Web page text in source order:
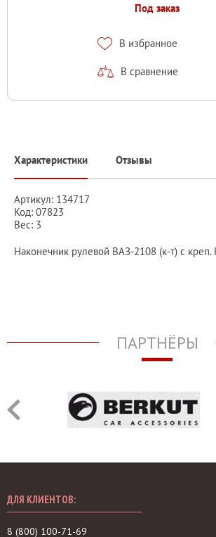
Под заказ
В избранное
В сравнение
Характеристики Отзывы
Артикул: 134717
Код: 07823
Вес: 3
Наконечник рулевой ВАЗ-2108 (к-т) с
ПАРТНЁРЫ
ДЛЯ КЛИЕНТОВ:
8 (800) 100-71-69